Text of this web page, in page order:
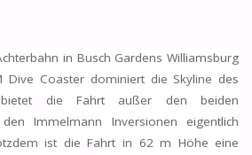
in Busch Gardens Williamsburg
Dive Coaster dominiert die Skyline des
bietet die Fahrt außer den beiden
Immelmann Inversionen eigentlich
ist die Fahrt in 62 m Höhe eine